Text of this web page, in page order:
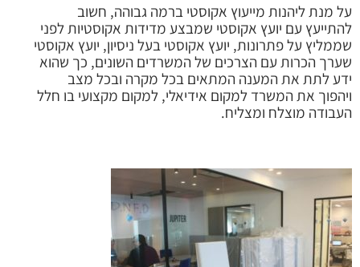
על מנת ליהנות מייעוץ אקוסטי ברמה גבוהה, חשוב
להתייעץ עם יועץ אקוסטי שמבצע מדידות אקוסטיות לפני
שממליץ על פתרונות, יועץ אקוסטי בעל ניסיון, יועץ אקוסטי
שערך הכרות עם הצרכים של המשרדים השונים, כך שהוא
ידע לתת את המענה המתאים בכל מקרה ובכל מצב
ויהפוך את המשרד למקום אידיאלי, למקום מקצועי בו חלל
העבודה מוצלח ומצליח.